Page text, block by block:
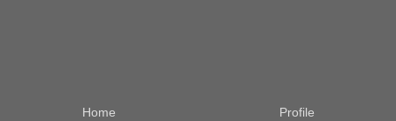
Home Profile